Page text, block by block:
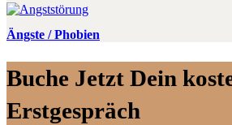
Ängste / Phobien
Buche Jetzt Dein
Erstgespräch